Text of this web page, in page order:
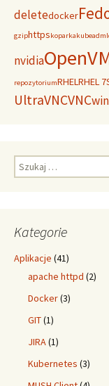
deletedocker
gziphttpskoparkakubeadm
nvidia
repozytoriumRHELRHEL 7
UltraVNCVNC
Szukaj:
Kategorie
Aplikacje (41)
apache httpd (2)
Docker(3)
GIT(1)
JIRA(1)
Kubernetes (3)